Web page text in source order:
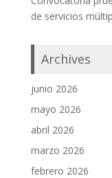
de servicios
Archives
junio 2026
mayo 2026
abril 2026
marzo 2026
febrero 2026